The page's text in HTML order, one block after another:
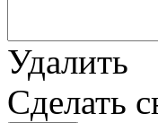
Удалить
Сделать